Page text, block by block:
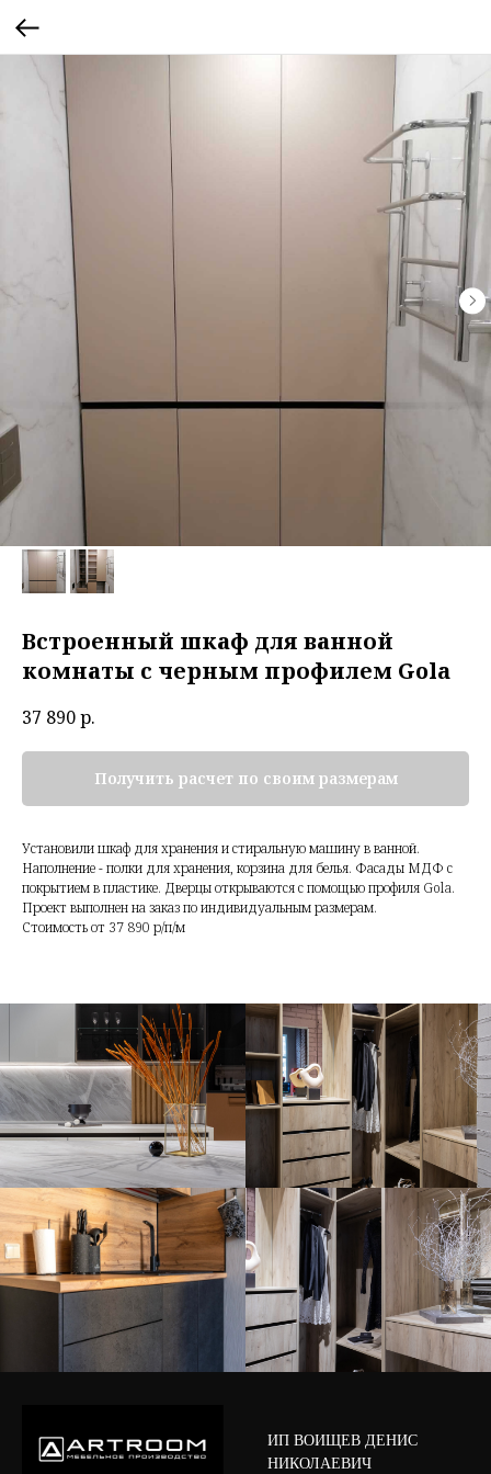
Встроенный шкаф для ванной
комнаты с черным профилем Gola
37 890р.
Получить расчет по своим размерам
Установили шкаф для хранения и стиральную машину в ванной.
Наполнение - полки для хранения, корзина для белья. Фасады МДФ с
покрытием в пластике. Дверцы открываются с помощью профиля Gola.
Проект выполнен на заказ по индивидуальным размерам.
Стоимость от 37 890 р/п/м
ИП ВОИЩЕВ ДЕНИС
НИКОЛАЕВИЧ